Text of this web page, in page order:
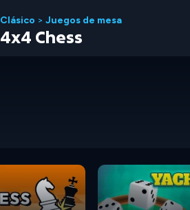
Clásico > Juegos de mesa
4x4 Chess